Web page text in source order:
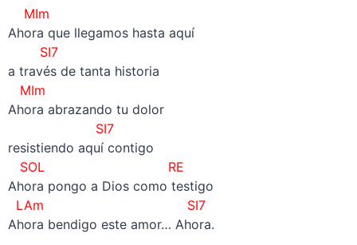
MIm
Ahora que llegamos hasta aquí
SI7
a través de tanta historia
MIm
Ahora abrazando tu dolor
SI7
resistiendo aquí contigo
SOL RE
Ahora pongo a Dios como testigo
LAm SI7
Ahora bendigo este amor… Ahora.